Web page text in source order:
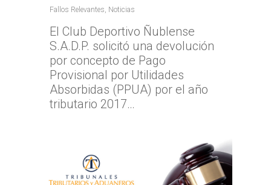
Fallos Relevantes, Noticias
El Club Deportivo Ñublense
S.A.D.P. solicitó una devolución
por concepto de Pago
Provisional por Utilidades
Absorbidas (PPUA) por el año
tributario 2017…